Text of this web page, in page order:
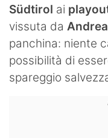
Südtirol ai
vissuta da
panchina: niente
possibilità di
spareggio